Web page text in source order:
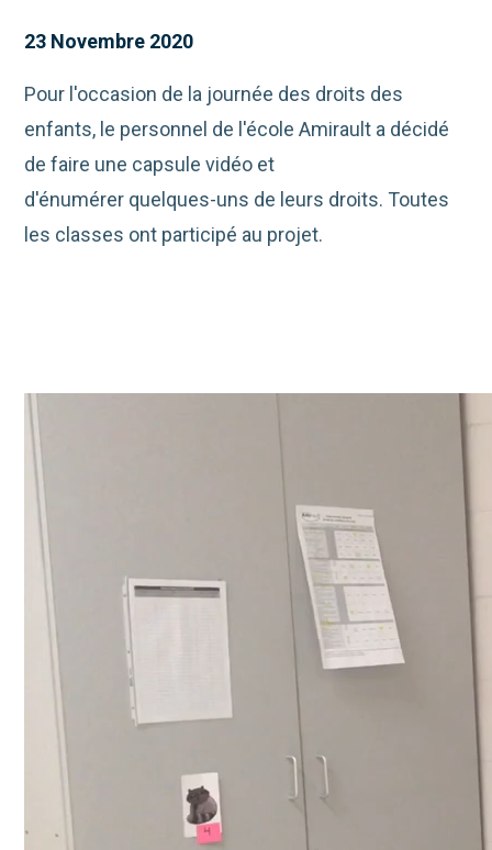
23 Novembre 2020
Pour l'occasion de la journée des droits des
enfants, le personnel de l'école Amirault a décidé
de faire une capsule vidéo et
d'énumérer quelques-uns de leurs droits. Toutes
les classes ont participé au projet.